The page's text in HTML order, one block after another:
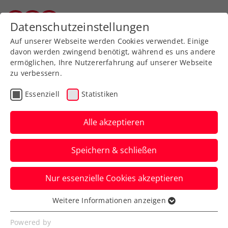
Zurück zur Newsübersicht
Turniere
Starker Schwärzler
beschließt
Jugendkarriere mit
French-Open-Titel
Der ÖTV-Youngster triumphiert im
Juniorendoppel in Paris mit dem
Norweger Nicolai Budkov Kjär.
Datenschutzeinstellungen
Auf unserer Webseite werden Cookies verwendet. Einige
davon werden zwingend benötigt, während es uns andere
ermöglichen, Ihre Nutzererfahrung auf unserer Webseite
zu verbessern.
Essenziell Statistiken
Alle akzeptieren
Speichern & schließen
Nur essenzielle Cookies akzeptieren
Essenziell
Essenzielle Cookies werden für grundlegende
Weitere Informationen anzeigen
Powered by